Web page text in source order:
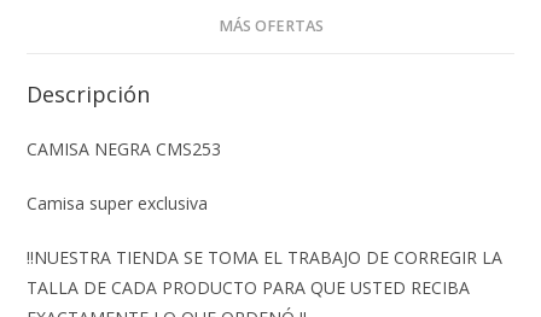
MÁS OFERTAS
Descripción
CAMISA NEGRA CMS253
Camisa super exclusiva
‼️NUESTRA TIENDA SE TOMA EL TRABAJO DE CORREGIR LA
TALLA DE CADA PRODUCTO PARA QUE USTED RECIBA